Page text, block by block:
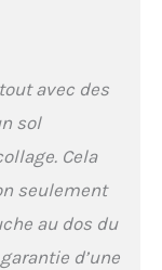
avec des
sol
Cela
seulement
au dos du
d’une